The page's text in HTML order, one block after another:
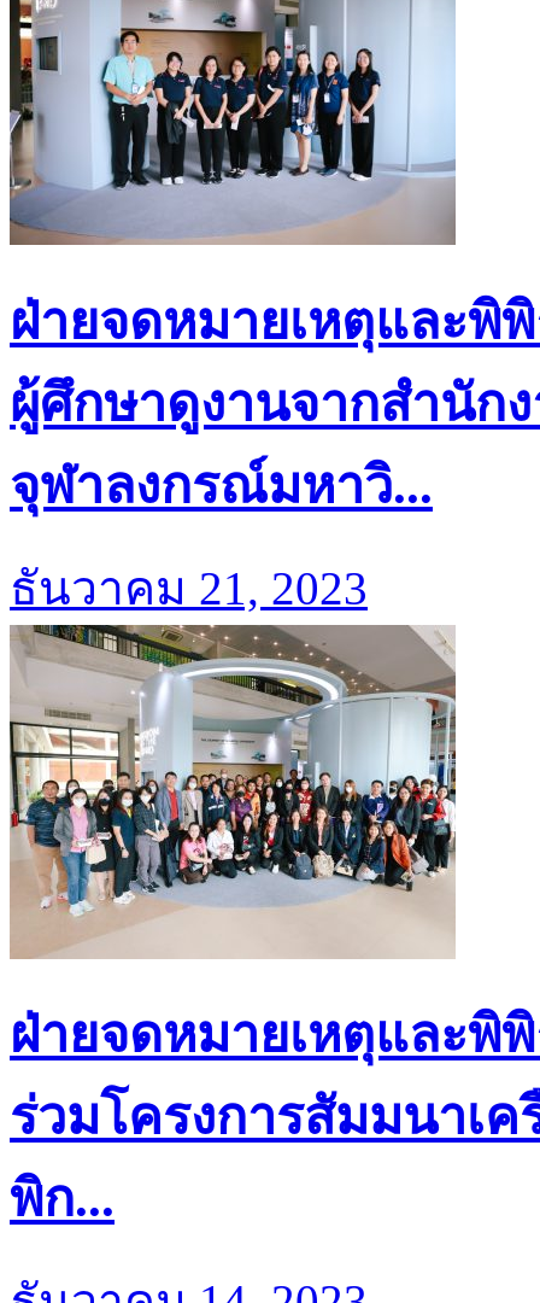
ฝ่ายจดหมายเหตุและ
ผู้ศึกษาดูงานจากสำนัก
จุฬาลงกรณ์มหาวิ...
ธันวาคม 21, 2023
ฝ่ายจดหมายเหตุและพิ
ร่วมโครงการสัมมนาเ
พิก...